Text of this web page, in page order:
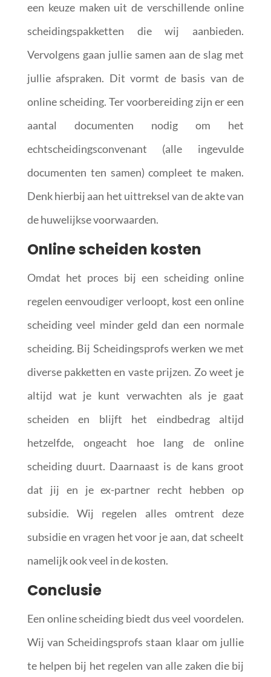
een keuze maken uit de verschillende online
scheidingspakketten die wij aanbieden.
Vervolgens gaan jullie samen aan de slag met
jullie afspraken. Dit vormt de basis van de
online scheiding. Ter voorbereiding zijn er een
aantal documenten nodig om het
echtscheidingsconvenant (alle ingevulde
documenten ten samen) compleet te maken.
Denk hierbij aan het uittreksel van de akte van
de huwelijkse voorwaarden.
Online scheiden kosten
Omdat het proces bij een scheiding online
regelen eenvoudiger verloopt, kost een online
scheiding veel minder geld dan een normale
scheiding. Bij Scheidingsprofs werken we met
diverse pakketten en vaste prijzen. Zo weet je
altijd wat je kunt verwachten als je gaat
scheiden en blijft het eindbedrag altijd
hetzelfde, ongeacht hoe lang de online
scheiding duurt. Daarnaast is de kans groot
dat jij en je ex-partner recht hebben op
subsidie. Wij regelen alles omtrent deze
subsidie en vragen het voor je aan, dat scheelt
namelijk ook veel in de kosten.
Conclusie
Een online scheiding biedt dus veel voordelen.
Wij van Scheidingsprofs staan klaar om jullie
te helpen bij het regelen van alle zaken die bij